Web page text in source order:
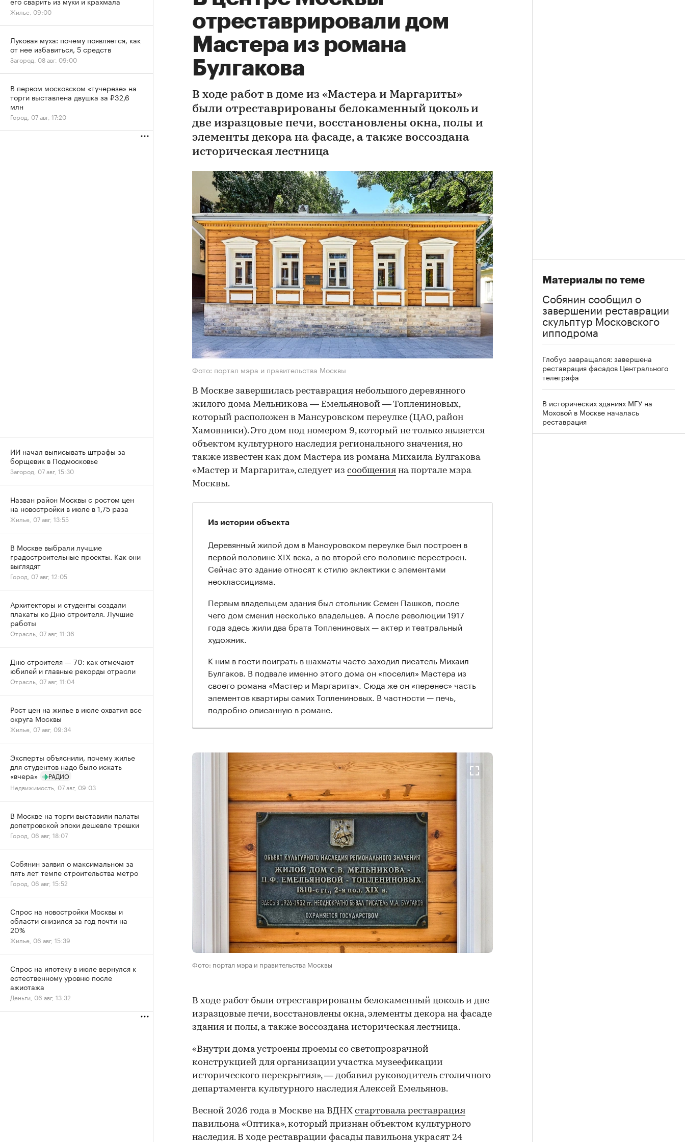
отреставрировали дом
Мастера из романа
Булгакова
В ходе работ в доме из «Мастера и Маргариты»
были отреставрированы белокаменный цоколь и
две изразцовые печи, восстановлены окна, полы и
элементы декора на фасаде, а также воссоздана
историческая лестница
Фото: портал мэра и правительства Москвы
В Москве завершилась реставрация небольшого деревянного
жилого дома Мельникова — Емельяновой — Топлениновых,
который расположен в Мансуровском переулке (ЦАО, район
Хамовники). Это дом под номером 9, который не только является
объектом культурного наследия регионального значения, но
также известен как дом Мастера из романа Михаила Булгакова
«Мастер и Маргарита», следует из сообщения на портале мэра
Москвы.
Из истории объекта
Деревянный жилой дом в Мансуровском переулке был построен в
первой половине XIX века, а во второй его половине перестроен.
Сейчас это здание относят к стилю эклектики с элементами
неоклассицизма.
Первым владельцем здания был стольник Семен Пашков, после
чего дом сменил несколько владельцев. А после революции 1917
года здесь жили два брата Топлениновых — актер и театральный
художник.
К ним в гости поиграть в шахматы часто заходил писатель Михаил
Булгаков. В подвале именно этого дома он «поселил» Мастера из
своего романа «Мастер и Маргарита». Сюда же он «перенес» часть
элементов квартиры самих Топлениновых. В частности — печь,
подробно описанную в романе.
Фото: портал мэра и правительства Москвы
В ходе работ были отреставрированы белокаменный цоколь и две
изразцовые печи, восстановлены окна, элементы декора на фасаде
здания и полы, а также воссоздана историческая лестница.
«Внутри дома устроены проемы со светопрозрачной
конструкцией для организации участка музеефикации
исторического перекрытия», — добавил руководитель столичного
департамента культурного наследия Алексей Емельянов.
Весной 2026 года в Москве на ВДНХ стартовала реставрация
павильона «Оптика», который признан объектом культурного
наследия. В ходе реставрации фасады павильона украсят 24
Материалы по теме
Собянин сообщил о
завершении реставрации
скульптур Московского
ипподрома
Глобус завращался: завершена
реставрация фасадов Центрального
телеграфа
В исторических зданиях МГУ на
Моховой в Москве началась
реставрация
Жилье, 09:00
Луковая муха: почему появляется, как
от нее избавиться, 5 средств
Загород, 08 авг, 09:00
В первом московском «тучерезе» на
торги выставлена двушка за ₽32,6
млн
Город, 07 авг, 17:20
ИИ начал выписывать штрафы за
борщевик в Подмосковье
Загород, 07 авг, 15:30
Назван район Москвы с ростом цен
на новостройки в июле в 1,75 раза
Жилье, 07 авг, 13:55
В Москве выбрали лучшие
градостроительные проекты. Как они
выглядят
Город, 07 авг, 12:05
Архитекторы и студенты создали
плакаты ко Дню строителя. Лучшие
работы
Отрасль, 07 авг, 11:36
Дню строителя — 70: как отмечают
юбилей и главные рекорды отрасли
Отрасль, 07 авг, 11:04
Рост цен на жилье в июле охватил все
округа Москвы
Жилье, 07 авг, 09:34
Эксперты объяснили, почему жилье
для студентов надо было искать
«вчера»
РАДИО
Недвижимость, 07 авг, 09:03
В Москве на торги выставили палаты
допетровской эпохи дешевле трешки
Город, 06 авг, 18:07
Собянин заявил о максимальном за
пять лет темпе строительства метро
Город, 06 авг, 15:52
Спрос на новостройки Москвы и
области снизился за год почти на
20%
Жилье, 06 авг, 15:39
Спрос на ипотеку в июле вернулся к
естественному уровню после
ажиотажа
Деньги, 06 авг, 13:32